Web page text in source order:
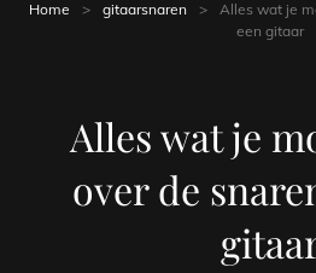
Home > gitaarsnaren >
Alles wat je
een gitaar
Alles wat je
over de